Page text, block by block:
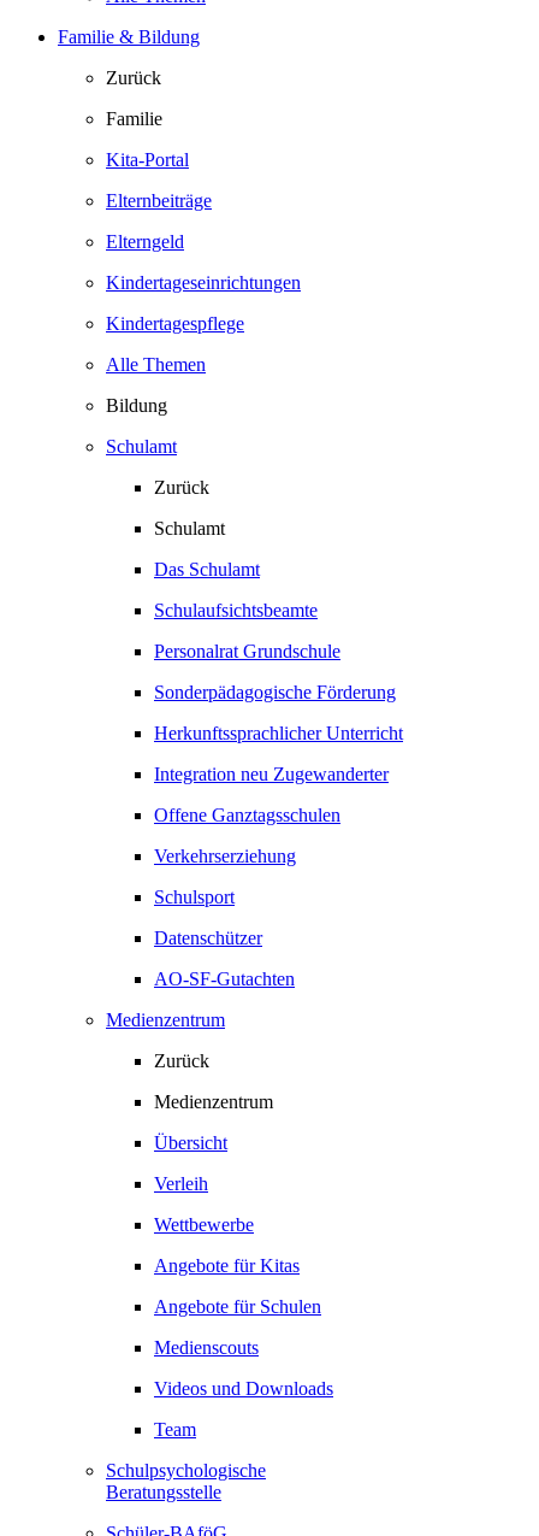
Familie & Bildung
Zurück
Familie
Kita-Portal
Elternbeiträge
Elterngeld
Kindertageseinrichtungen
Kindertagespflege
Alle Themen
Bildung
Schulamt
Zurück
Schulamt
Das Schulamt
Schulaufsichtsbeamte
Personalrat Grundschule
Sonderpädagogische Förderung
Herkunftssprachlicher Unterricht
Integration neu Zugewanderter
Offene Ganztagsschulen
Verkehrserziehung
Schulsport
Datenschützer
AO-SF-Gutachten
Medienzentrum
Zurück
Medienzentrum
Übersicht
Verleih
Wettbewerbe
Angebote für Kitas
Angebote für Schulen
Medienscouts
Videos und Downloads
Team
Schulpsychologische
Beratungsstelle